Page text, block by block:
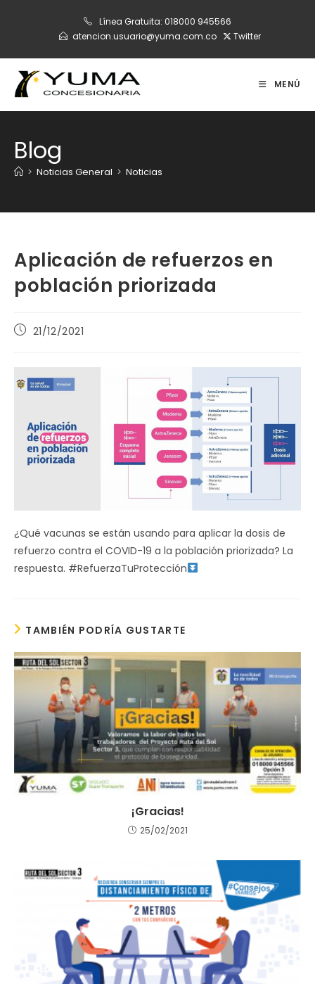
Línea Gratuita: 018000 945566
atencion.usuario@yuma.com.co
Twitter
MENÚ
Blog
> Noticias General > Noticias
Aplicación de refuerzos en
población priorizada
Publicación
entrada:
21/12/2021
¿Qué vacunas se están usando para aplicar la dosis de
refuerzo contra el COVID-19 a la población priorizada? La
respuesta. #RefuerzaTuProtección
TAMBIÉN PODRÍA GUSTARTE
¡Gracias!
25/02/2021